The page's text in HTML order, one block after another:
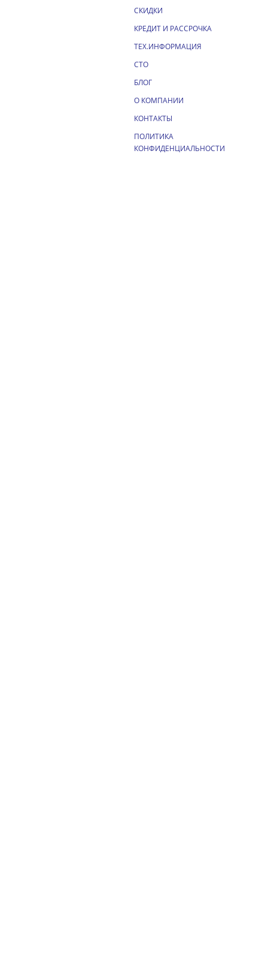
СКИДКИ
КРЕДИТ И РАССРОЧКА
ТЕХ.ИНФОРМАЦИЯ
СТО
БЛОГ
О КОМПАНИИ
КОНТАКТЫ
ПОЛИТИКА
КОНФИДЕНЦИАЛЬНОСТИ